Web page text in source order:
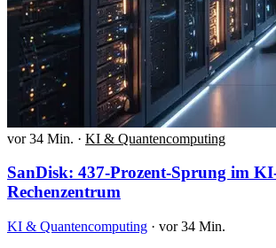
vor 34 Min. · KI & Quantencomputing
SanDisk: 437-Prozent-Sprung im
Rechenzentrum
KI & Quantencomputing · vor 34 Min.